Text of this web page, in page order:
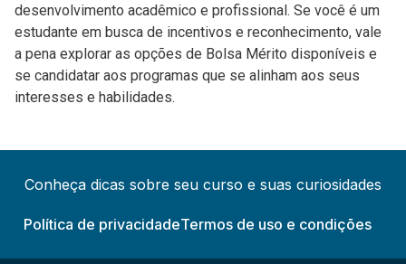
desenvolvimento acadêmico e profissional. Se você é um
estudante em busca de incentivos e reconhecimento, vale
a pena explorar as opções de Bolsa Mérito disponíveis e
se candidatar aos programas que se alinham aos seus
interesses e habilidades.
Conheça dicas sobre seu curso e suas curiosidades
Política de privacidadeTermos de uso e condições